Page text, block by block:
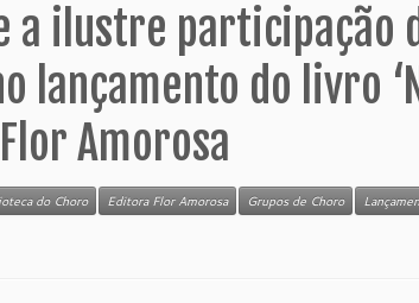
a ilustre participação
lançamento do livro
Amorosa
do Choro Editora Flor Amorosa Grupos de Choro